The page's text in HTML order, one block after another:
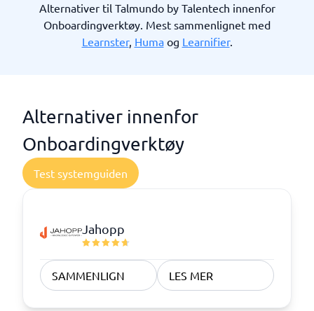
Alternativer til Talmundo by Talentech innenfor
Onboardingverktøy. Mest sammenlignet med
Learnster, Humaog Learnifier.
Alternativer innenfor
Onboardingverktøy
Test systemguiden
Jahopp
SAMMENLIGN LES MER